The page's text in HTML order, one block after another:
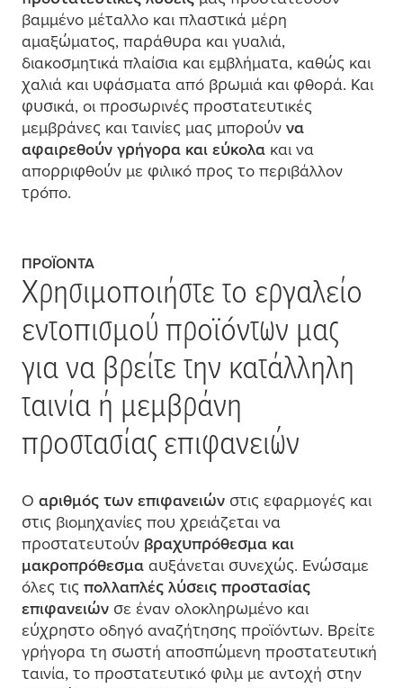
βαμμένο μέταλλο και πλαστικά μέρη
αμαξώματος, παράθυρα και γυαλιά,
διακοσμητικά πλαίσια και εμβλήματα, καθώς και
χαλιά και υφάσματα από βρωμιά και φθορά. Και
φυσικά, οι προσωρινές προστατευτικές
μεμβράνες και ταινίες μας μπορούν να
αφαιρεθούν γρήγορα και εύκολα και να
απορριφθούν με φιλικό προς το περιβάλλον
τρόπο.
ΠΡΟΪΌΝΤΑ
Χρησιμοποιήστε το εργαλείο
εντοπισμού προϊόντων μας
για να βρείτε την κατάλληλη
ταινία ή μεμβράνη
προστασίας επιφανειών
Ο αριθμός των επιφανειών στις εφαρμογές και
στις βιομηχανίες που χρειάζεται να
προστατευτούν βραχυπρόθεσμα και
μακροπρόθεσμα αυξάνεται συνεχώς. Ενώσαμε
όλες τις πολλαπλές λύσεις προστασίας
επιφανειών σε έναν ολοκληρωμένο και
εύχρηστο οδηγό αναζήτησης προϊόντων. Βρείτε
γρήγορα τη σωστή αποσπώμενη προστατευτική
ταινία, το προστατευτικό φιλμ με αντοχή στην